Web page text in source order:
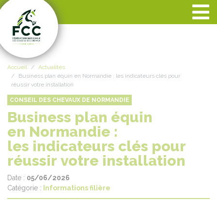
Accueil
Actualités
Business plan équin en Normandie : les indicateurs clés pour
réussir votre installation
CONSEIL DES CHEVAUX DE NORMANDIE
Business plan équin
en Normandie :
les indicateurs clés pour
réussir votre installation
Date : 05/06/2026
Catégorie :
Informations filière
Panneau de gestion des cookies